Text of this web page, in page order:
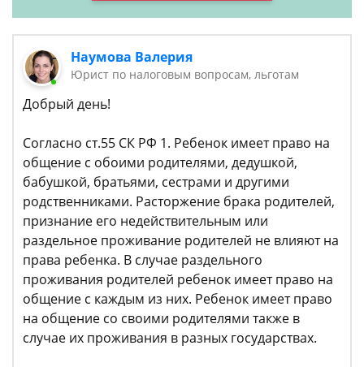
Наумова Валерия
Юрист по налоговым вопросам, льготам
Добрый день!
Согласно ст.55 СК РФ 1. Ребенок имеет право на
общение с обоими родителями, дедушкой,
бабушкой, братьями, сестрами и другими
родственниками. Расторжение брака родителей,
признание его недействительным или
раздельное проживание родителей не влияют на
права ребенка. В случае раздельного
проживания родителей ребенок имеет право на
общение с каждым из них. Ребенок имеет право
на общение со своими родителями также в
случае их проживания в разных государствах.